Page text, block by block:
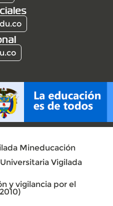
Mineducación
Vigilada
y vigilancia por el